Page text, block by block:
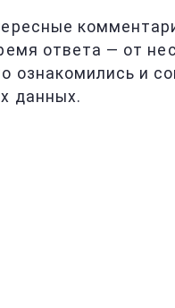
ответа — от
ознакомились и
данных.